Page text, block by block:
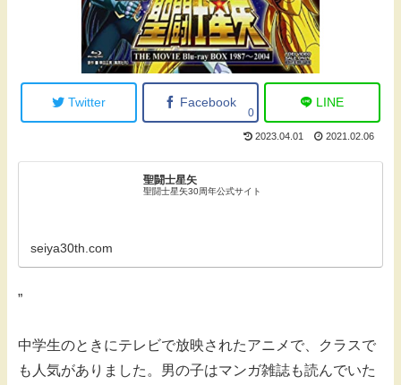
Twitter Facebook
0
LINE
2023.04.01 2021.02.06
聖闘士星矢
聖闘士星矢30周年公式サイト
seiya30th.com
”
中学生のときにテレビで放映されたアニメで、クラスで
も人気がありました。男の子はマンガ雑誌も読んでいた